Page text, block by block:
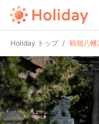
Holiday トップ 鶴嶺八幡